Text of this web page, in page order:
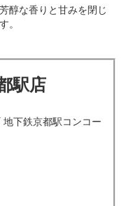
醇な香りと甘みを閉じ
。
駅店
下鉄京都駅コンコー